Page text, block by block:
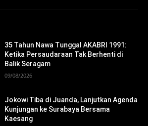
35 Tahun Nawa Tunggal AKABRI 1991:
Ketika Persaudaraan Tak Berhenti di
Balik Seragam
09/08/2026
Jokowi Tiba di Juanda, Lanjutkan Agenda
Kunjungan ke Surabaya Bersama
Kaesang